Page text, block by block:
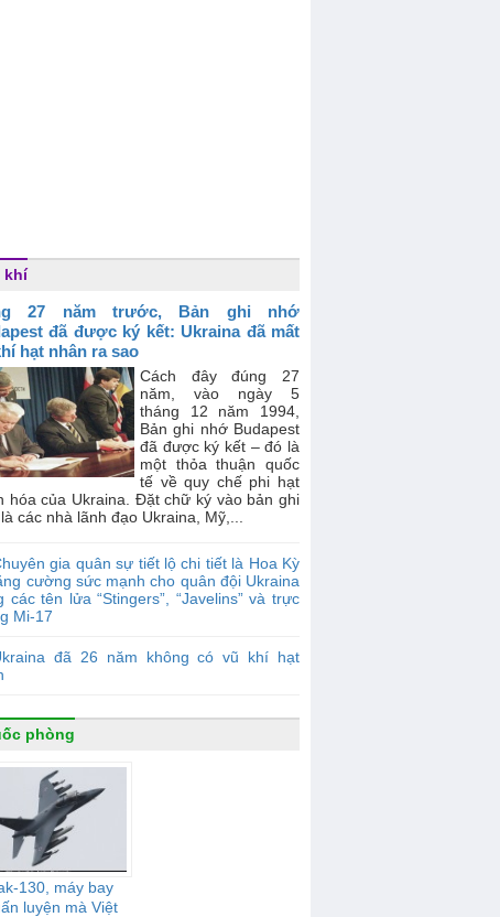
khí
27 năm trước, Bản ghi nhớ
đã được ký kết: Ukraina đã mất
hạt nhân ra sao
Cách đây đúng 27
năm, vào ngày 5
tháng 12 năm 1994,
Bản ghi nhớ Budapest
đã được ký kết – đó là
một thỏa thuận quốc
tế về quy chế phi hạt
hóa của Ukraina. Đặt chữ ký vào bản ghi
các nhà lãnh đạo Ukraina, Mỹ,...
gia quân sự tiết lộ chi tiết là Hoa Kỳ
cường sức mạnh cho quân đội Ukraina
các tên lửa “Stingers”, “Javelins” và trực
Mi-17
đã 26 năm không có vũ khí hạt
phòng
130, máy bay
luyện mà Việt